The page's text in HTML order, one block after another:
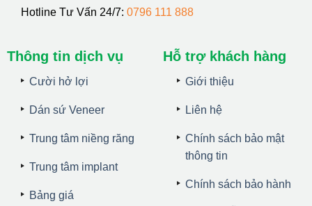
Hotline Tư Vấn 24/7: 0796 111 888
Thông tin dịch vụ
Cười hở lợi
Dán sứ Veneer
Trung tâm niềng răng
Trung tâm implant
Bảng giá
Hỗ trợ khách hàng
Giới thiệu
Liên hệ
Chính sách bảo mật
thông tin
Chính sách bảo hành